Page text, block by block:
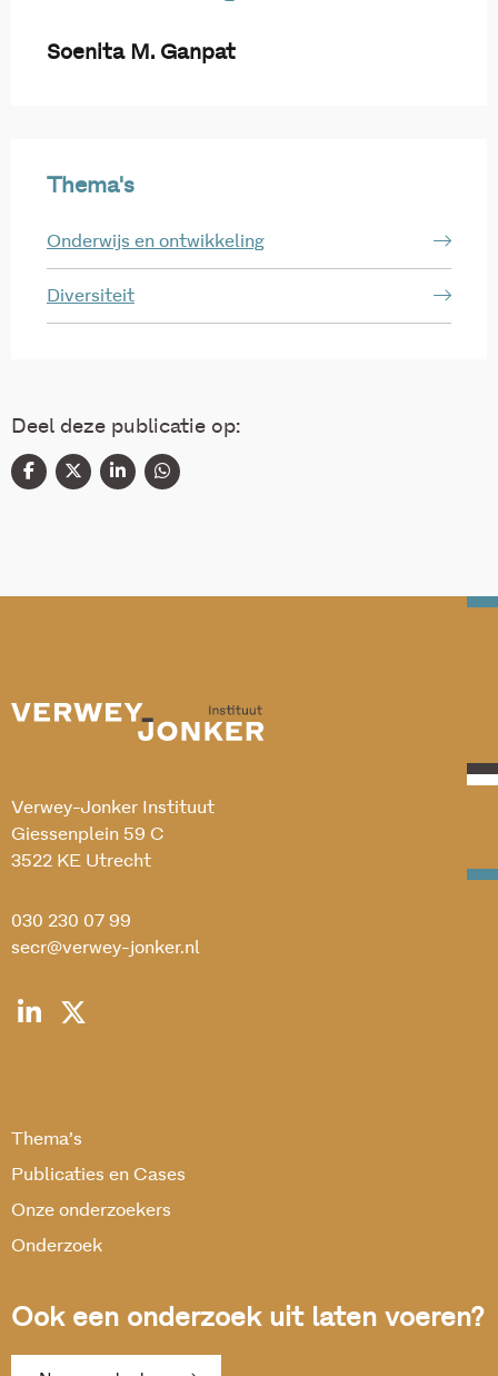
Soenita M. Ganpat
Thema's
Onderwijs en ontwikkeling
Diversiteit
Deel deze publicatie op:
Verwey-Jonker Instituut
Giessenplein 59 C
3522 KE Utrecht
030 230 07 99
secr@verwey-jonker.nl
Thema’s
Publicaties en Cases
Onze onderzoekers
Onderzoek
Ook een onderzoek uit laten voeren?